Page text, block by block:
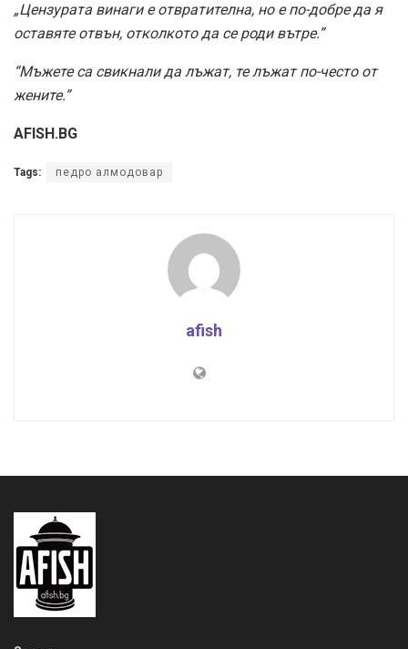
„Цензурата винаги е отвратителна, но е по-добре да я
оставяте отвън, отколкото да се роди вътре.”
“Мъжете са свикнали да лъжат, те лъжат по-често от
жените.”
AFISH.BG
Tags: педро алмодовар
afish